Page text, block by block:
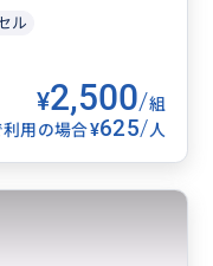
ル
¥2,500/組
用の場合¥625/人